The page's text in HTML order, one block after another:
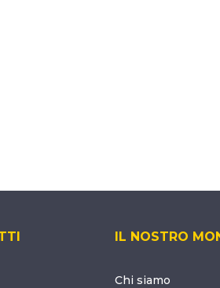
IL NOSTRO
Chi siamo